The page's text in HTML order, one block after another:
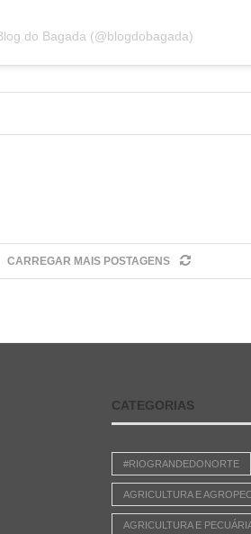
do Bagada (@blogdobagada)
CARREGAR MAIS POSTAGENS
CATEGORIAS
#RIOGRANDEDONORTE
AGRICULTURA E
AGRICULTURA E